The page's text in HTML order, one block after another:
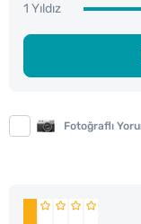
1 Yıldız
Fotoğraflı